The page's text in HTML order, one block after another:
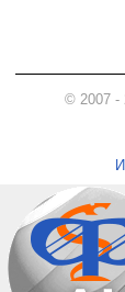
© 2007 -